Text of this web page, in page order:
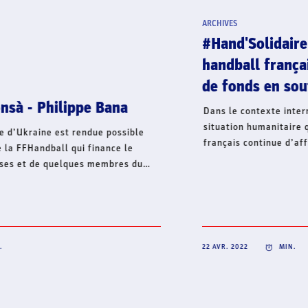
#Hand'Solidaire - La famille du
handball français lance une collecte
de fonds en soutien à l’Ukraine
Dans le contexte international actuel et face à la
situation humanitaire qui s’aggrave, le handball
français continue d’affirmer son soutien à l’Ukraine et
lance, ce jour, une collecte de fonds à travers sa